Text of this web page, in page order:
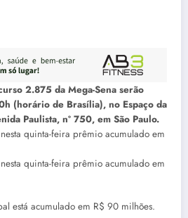
2.875 da Mega-Sena serão
(horário de Brasília), no Espaço da
Paulista, nº 750, em São Paulo.
está acumulado em R$ 90 milhões.